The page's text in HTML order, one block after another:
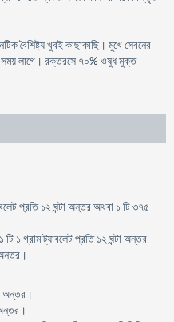
বৈশিষ্ট্য খুবই কাছাকাছি। মুখে সেবনের
সময় লাগে। রক্তরসে ৭০% ওষুধ মুক্ত
প্রতি ১২ ঘন্টা অন্তর অথবা ১ টি ৩৭৫
১ গ্রাম ট্যাবলেট প্রতি ১২ ঘন্টা অন্তর
অন্তর।